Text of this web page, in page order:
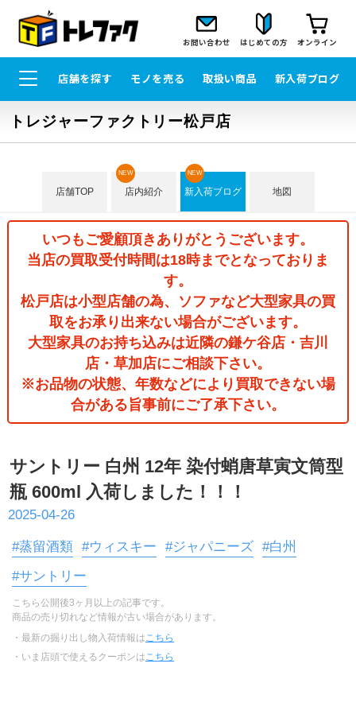
お問い合わせ はじめての方 オンライン
店舗を探す モノを売る 取扱い商品 新入荷ブログ
トレジャーファクトリー松戸店
店舗TOP 店内紹介
NEW
新入荷ブログ
NEW
地図
いつもご愛顧頂きありがとうございます。
当店の買取受付時間は18時までとなっておりま
す。
松戸店は小型店舗の為、ソファなど大型家具の買
取をお承り出来ない場合がございます。
大型家具のお持ち込みは近隣の鎌ケ谷店・吉川
店・草加店にご相談下さい。
※お品物の状態、年数などにより買取できない場
合がある旨事前にご了承下さい。
サントリー 白州 12年 染付蛸唐草寅文筒型
瓶 600ml 入荷しました！！！
2025-04-26
#蒸留酒類 #ウィスキー #ジャパニーズ #白州
#サントリー
こちら公開後3ヶ月以上の記事です。
商品の売り切れなど情報が古い場合があります。
・最新の掘り出し物入荷情報は こちら
・いま店頭で使えるクーポンは こちら